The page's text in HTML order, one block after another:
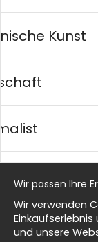
Einkaufen
Villkor
- Returer och
- Leverans -
Om cookies
Meine Favoriten
Information
Kunst
history
Wir passen Ihre
Wir verwenden
und unsere